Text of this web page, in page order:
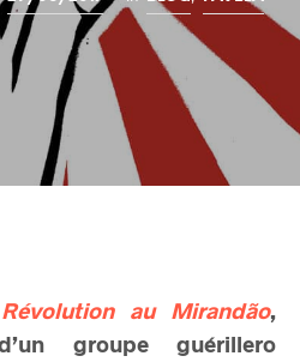
Révolution au Mirandão,
groupe guérillero